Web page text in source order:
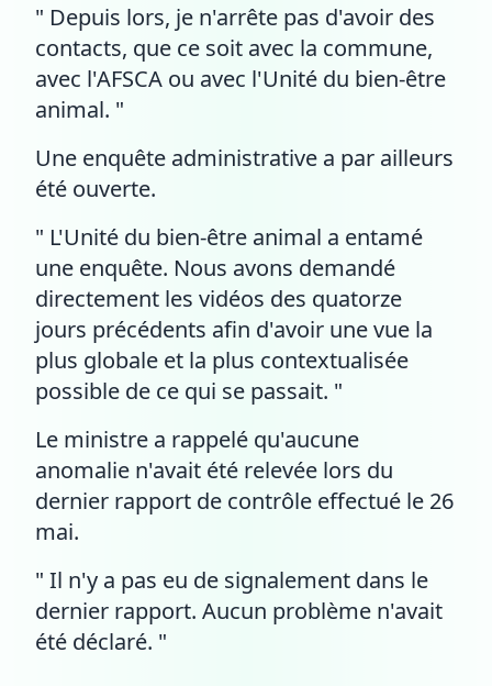
" Depuis lors, je n'arrête pas d'avoir des
contacts, que ce soit avec la commune,
avec l'AFSCA ou avec l'Unité du bien-être
animal. "
Une enquête administrative a par ailleurs
été ouverte.
" L'Unité du bien-être animal a entamé
une enquête. Nous avons demandé
directement les vidéos des quatorze
jours précédents afin d'avoir une vue la
plus globale et la plus contextualisée
possible de ce qui se passait. "
Le ministre a rappelé qu'aucune
anomalie n'avait été relevée lors du
dernier rapport de contrôle effectué le 26
mai.
" Il n'y a pas eu de signalement dans le
dernier rapport. Aucun problème n'avait
été déclaré. "